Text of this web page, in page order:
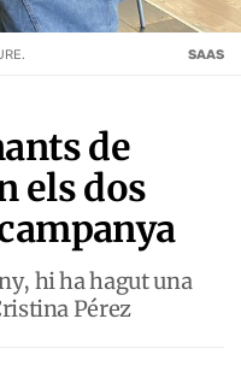
de
els dos
hi ha hagut una
Pérez
SAAS